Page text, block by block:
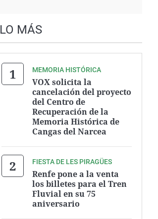
LO MÁS
MEMORIA HISTÓRICA
VOX solicita la
cancelación del proyecto
del Centro de
Recuperación de la
Memoria Histórica de
Cangas del Narcea
FIESTA DE LES PIRAGÜES
Renfe pone a la venta
los billetes para el Tren
Fluvial en su 75
aniversario